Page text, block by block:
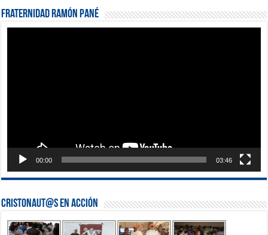
Fraternidad Ramón Pané
00:00 03:46
Cristonaut@s en Acción